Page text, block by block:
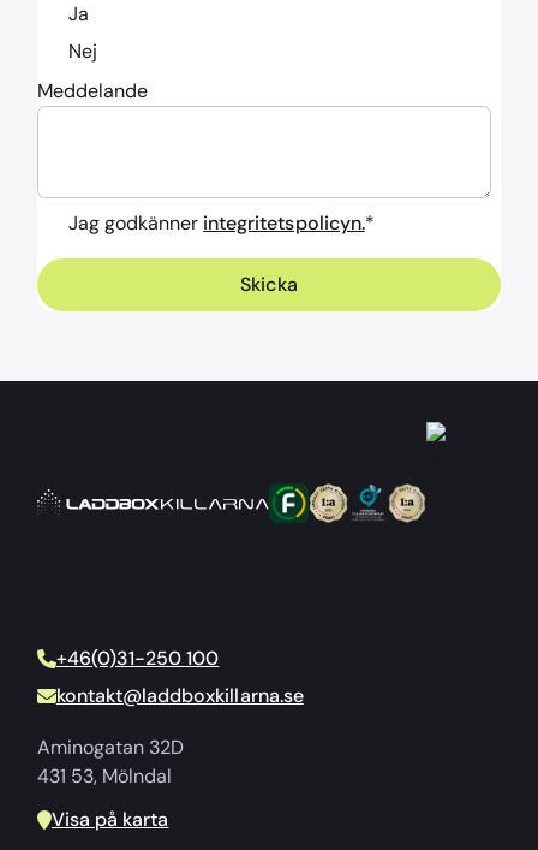
Ja
Nej
Meddelande
Jag godkänner integritetspolicyn.*
+46(0)31-250 100
kontakt@laddboxkillarna.se
Aminogatan 32D
431 53, Mölndal
Visa på karta